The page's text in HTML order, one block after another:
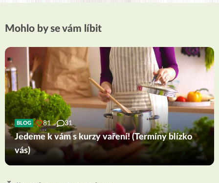
Mohlo by se vám líbit
BLOG 81 31
Jedeme k vám s kurzy vaření! (Termíny blízko
vás)